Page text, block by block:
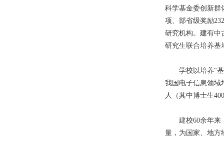
科学基金委创新群
项、部省级奖励
研究机构。建有中
研究生联合培养基
学校以培养“基
我国电子信息领域
人（其中博士生
建校60余年来，
量，为国家、地方